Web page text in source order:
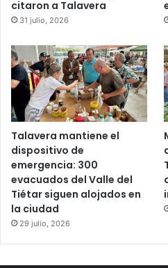
citaron a Talavera
31 julio, 2026
Talavera mantiene el
dispositivo de
emergencia: 300
evacuados del Valle del
Tiétar siguen alojados en
la ciudad
29 julio, 2026